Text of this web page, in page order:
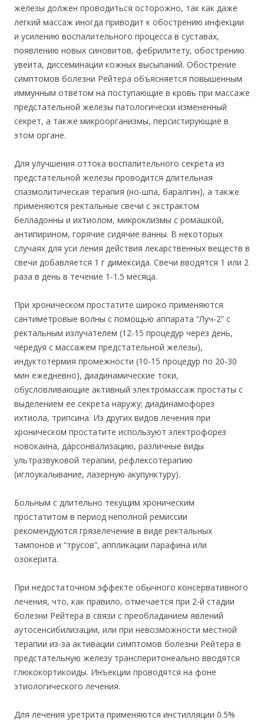
железы должен проводиться осторожно, так как даже
легкий массаж иногда приводит к обострению инфекции
и усилению воспалительного процесса в суставах,
появлению новых синовитов, фебрилитету, обострению
увеита, диссеминации кожных высыпаний. Обострение
симптомов болезни Рейтера объясняется повышенным
иммунным ответом на поступающие в кровь при массаже
предстательной железы патологически измененный
секрет, а также микроорганизмы, персистирующие в
этом органе.
Для улучшения оттока воспалительного секрета из
предстательной железы проводится длительная
спазмолитическая терапия (но-шпа, баралгин), а также
применяются ректальные свечи с экстрактом
белладонны и ихтиолом, микроклизмы с ромашкой,
антипирином, горячие сидячие ванны. В некоторых
случаях для уси ления действия лекарственных веществ в
свечи добавляется 1 г димексида. Свечи вводятся 1 или 2
раза в день в течение 1-1.5 месяца.
При хроническом простатите широко применяются
сантиметровые волны с помощью аппарата “Луч-2” с
ректальным излучателем (12-15 процедур через день,
чередуя с массажем предстательной железы),
индуктотермия промежности (10-15 процедур по 20-30
мин ежедневно), диадинамические токи,
обусловливающие активный электромассаж простаты с
выделением ее секрета наружу; диадинамофорез
ихтиола, трипсина. Из других видов лечения при
хроническом простатите используют электрофорез
новокаина, дарсонвализацию, различные виды
ультразвуковой терапии, рефлексотерапию
(иглоукалывание, лазерную акупунктуру).
Больным с длительно текущим хроническим
простатитом в период неполной ремиссии
рекомендуются грязелечение в виде ректальных
тампонов и “трусов”, аппликации парафина или
озокерита.
При недостаточном эффекте обычного консервативного
лечения, что, как правило, отмечается при 2-й стадии
болезни Рейтера в связи с преобладанием явлений
аутосенсибилизации, или при невозможности местной
терапии из-за активации симптомов болезни Рейтера в
предстательную железу трансперитонеально вводятся
глюкокортикоиды. Инъекции проводятся на фоне
этиологического лечения.
Для лечения уретрита применяются инстилляции 0.5%